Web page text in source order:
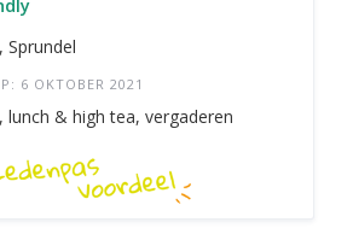
Sprundel
6 OKTOBER 2021
lunch & high tea, vergaderen